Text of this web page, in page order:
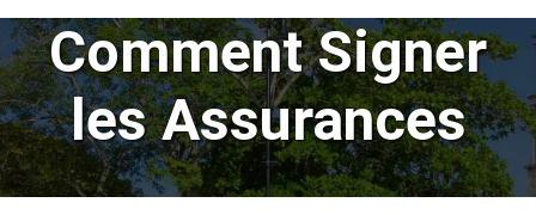
Avantage Assurances Agences Avis
Blog
Contact
Conditions Notre Offre
Comment Signer
les Assurances